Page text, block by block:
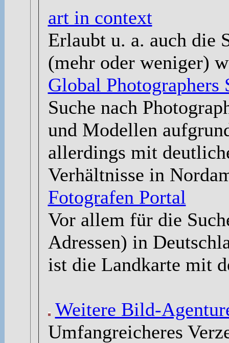
art in context
Erlaubt u. a. auch die
(mehr oder weniger)
Global Photographers
Suche nach
und Modellen
allerdings mit
Verhältnisse in
Fotografen Portal
Vor allem für die
Adressen) in
ist die Landkarte mit
Weitere Bild-
Umfangreicheres